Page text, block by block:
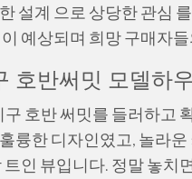
설계 으로 상당한 관심
예상되며 희망 구매자
호반써밋 모델하
호반 써밋를 들러하고
륭한 디자인였고, 놀라
트인 뷰입니다. 정말 놓치